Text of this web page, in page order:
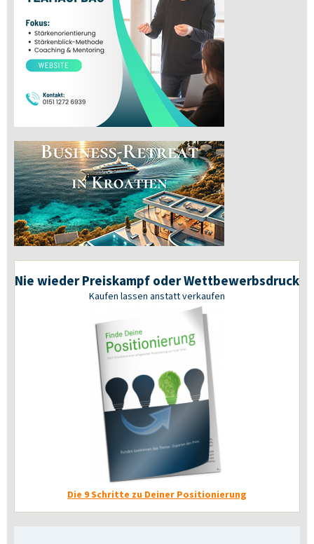
Nie wieder Preiskampf oder Wettbewerbsdruck
Kaufen lassen anstatt verkaufen
Die 9 Schritte zu Deiner Positionierung